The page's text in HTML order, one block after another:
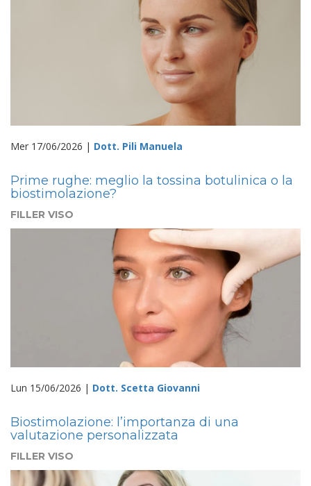
Mer 17/06/2026 | Dott. Pili Manuela
Prime rughe: meglio la tossina botulinica o la
biostimolazione?
FILLER VISO
Lun 15/06/2026 | Dott. Scetta Giovanni
Biostimolazione: l’importanza di una
valutazione personalizzata
FILLER VISO